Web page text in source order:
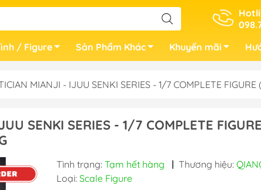
/ Figure Sản Phẩm Khác Khuyến mãi
MIANJI - IJUU SENKI SERIES - 1/7 COMPLETE
SENKI SERIES - 1/7 COMPLETE FIGURE
Tình trạng: Tạm hết hàng | Thương hiệu:
Loại: Scale Figure